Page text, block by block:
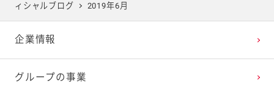
2025年4月
2025年3月
2024年5月
2024年4月
2023年6月
2023年5月
2022年7月
2022年6月
2021年8月
2021年7月
2020年9月
2020年8月
2019年10月
2019年9月
ィシャルブログ
2019年6月
企業情報
グループの事業